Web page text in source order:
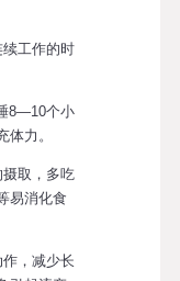
工作的时
8—10个小
体力。
取，多吃
易消化食
，减少长